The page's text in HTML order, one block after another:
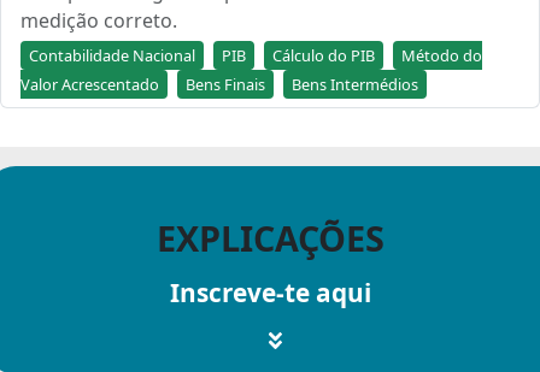
medição correto.
Contabilidade Nacional PIB Cálculo do PIB
Método do
Valor Acrescentado
Bens Finais Bens Intermédios
EXPLICAÇÕES
Inscreve-te aqui